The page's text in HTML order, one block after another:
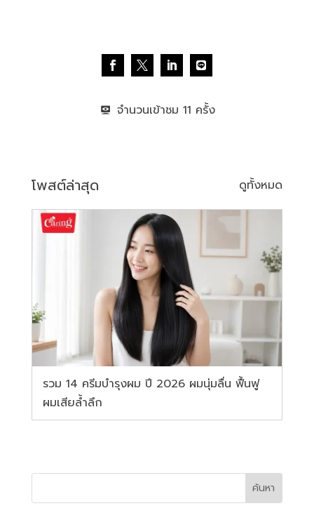
จำนวนเข้าชม 11
โพสต์ล่าสุด ดูทั้งหมด
รวม 14 ครีมบำรุงผม ปี 2026 ผมนุ่มลื่น ฟื้นฟู
ผมเสียล้ำลึก